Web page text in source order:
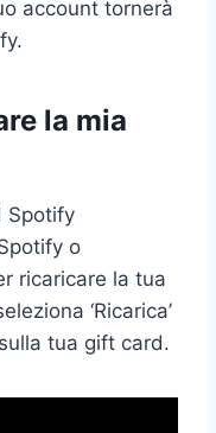
account tornerà
la mia
Spotify
o
ricaricare la tua
‘Ricarica’
tua gift card.